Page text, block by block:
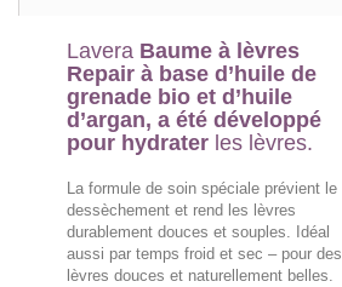
Lavera Baume à lèvres
Repair à base d’huile de
grenade bio et d’huile
d’argan, a été développé
pour hydrater les lèvres.
La formule de soin spéciale prévient le
dessèchement et rend les lèvres
durablement douces et souples. Idéal
aussi par temps froid et sec – pour des
lèvres douces et naturellement belles.